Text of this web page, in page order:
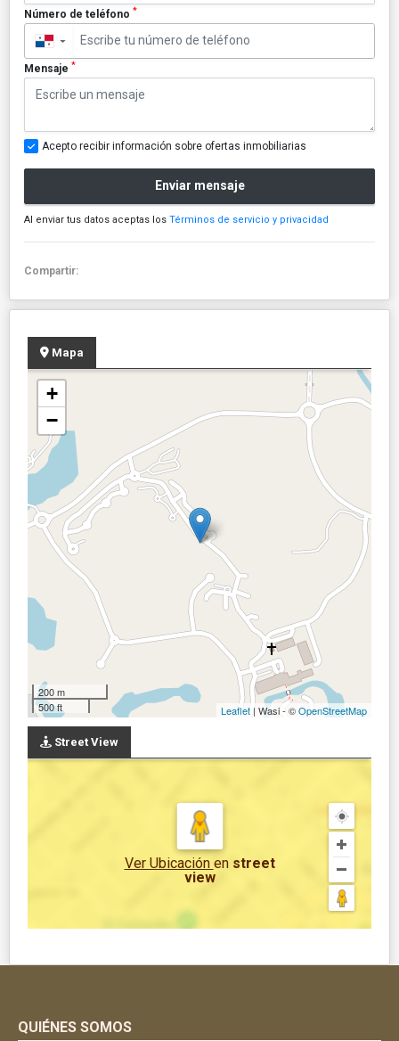
Número de teléfono *
▼
Mensaje *
Acepto recibir información sobre ofertas inmobiliarias
Enviar mensaje
Al enviar tus datos aceptas los Términos de servicio y privacidad
Compartir:
Mapa
+
−
200 m
500 ft
Leaflet | Wasi - ©OpenStreetMap
Street View
Ver Ubicación en street
view
QUIÉNES SOMOS